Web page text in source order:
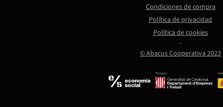
Promou:
© Abacus Cooperativa 2023
Condiciones de compra
Política de privacidad
Política de cookies